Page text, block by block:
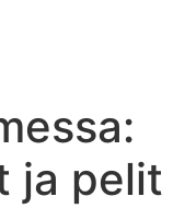
ja pelit